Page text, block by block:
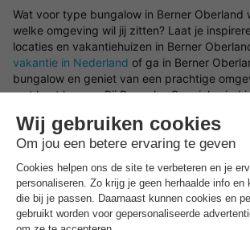
Wat voor type bungalow in Berner Oberland
welke omgeving wil jij zitten? Laat je
locaties en vakantiehuizen in Berner
vakantie in Nederland of ga in Berner
bungalow en geniet van een prachtige
rust kunt komen. Bij BungalowSpecials vind
tussen de bergen of in een rustige omgeving.
mogelijk om een vakantiehuis in Berner
Berner Oberland op een vakantieparkwaar
maken van een groot aantal parkfaciliteiten.
Boek in Berner Oberland een type bungalow